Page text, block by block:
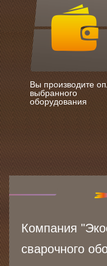
Вы производите
выбранного
оборудования
Компания
сварочного